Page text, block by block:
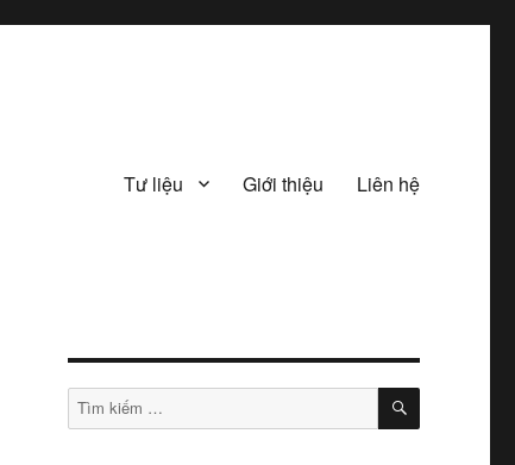
Tư liệu Giới thiệu Liên hệ
Tìm
kiếm:
TÌM